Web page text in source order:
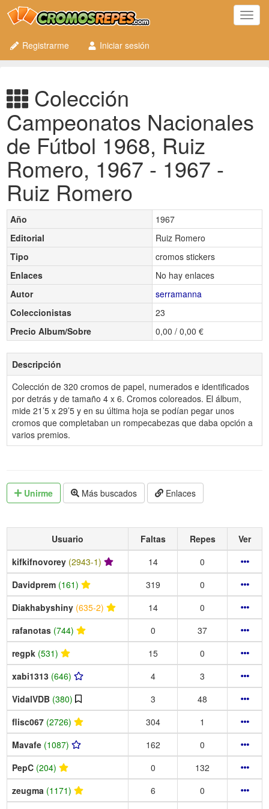
Registrarme
Iniciar sesión
Colección
Campeonatos Nacionales
de Fútbol 1968, Ruiz
Romero, 1967 - 1967 -
Ruiz Romero
Año
1967
Editorial
Ruiz Romero
Tipo
cromos stickers
Enlaces
No hay enlaces
Autor
serramanna
Coleccionistas
23
Precio Album/Sobre
0,00 / 0,00 €
Descripción
Colección de 320 cromos de papel, numerados e identificados
por detrás y de tamaño 4 x 6. Cromos coloreados. El álbum,
mide 21’5 x 29’5 y en su última hoja se podían pegar unos
cromos que completaban un rompecabezas que daba opción a
varios premios.
Unirme Más buscados Enlaces
Usuario Faltas Repes
Ver
kifkifnovorey (2943-1) 14
0
Davidprem (161) 319
0
Diakhabyshiny (635-2) 14
0
rafanotas (744) 0
37
regpk (531) 15
0
xabi1313 (646) 4
3
VidalVDB (380) 3
48
flisc067 (2726) 304
1
Mavafe (1087) 162
0
PepC (204) 0
132
zeugma (1171) 6
0